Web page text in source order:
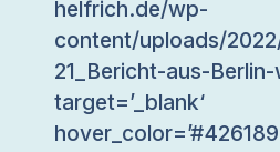
helfrich.de/wp-
content/uploads/
21_Bericht-aus-
target=’_blank‘